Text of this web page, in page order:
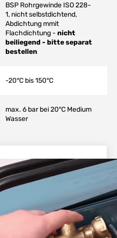
BSP Rohrgewinde ISO 228-
1, nicht selbstdichtend,
Abdichtung mmit
Flachdichtung - nicht
beiliegend - bitte separat
bestellen
-20°C bis 150°C
max. 6 bar bei 20°C Medium
Wasser